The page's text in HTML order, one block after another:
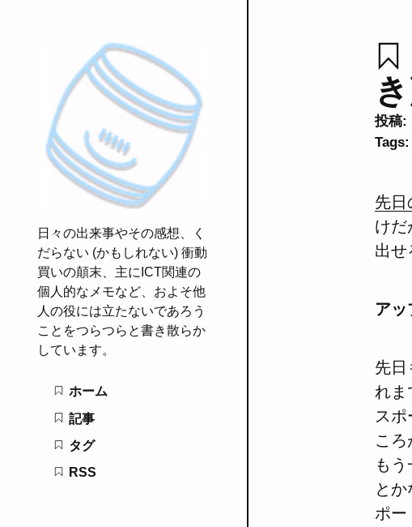
日々の出来事やその感想、く
だらない (かもしれない) 衝動
買いの顛末、主にICT関連の
個人的なメモなど、およそ他
人の役には立たないであろう
ことをつらつらと書き散らか
しています。
ホーム
記事
タグ
RSS
投稿:
Tags:
先日
けだ
出せ
ア
先日
れま
ス
ころ
も
と
ポー